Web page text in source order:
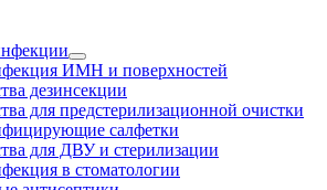
ИМН и поверхностей
дезинсекции
для предстерилизационной очистки
салфетки
для ДВУ и cтерилизации
в стоматологии